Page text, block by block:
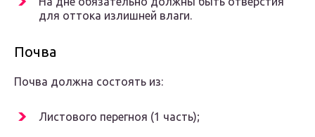
для оттока излишней влаги.
Почва
Почва должна состоять из:
Листового перегноя (1 часть);